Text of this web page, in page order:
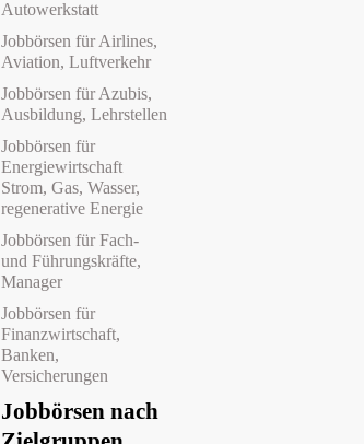
Autowerkstatt
Jobbörsen für Airlines,
Aviation, Luftverkehr
Jobbörsen für Azubis,
Ausbildung, Lehrstellen
Jobbörsen für
Energiewirtschaft
Strom, Gas, Wasser,
regenerative Energie
Jobbörsen für Fach-
und Führungskräfte,
Manager
Jobbörsen für
Finanzwirtschaft,
Banken,
Versicherungen
Jobbörsen nach